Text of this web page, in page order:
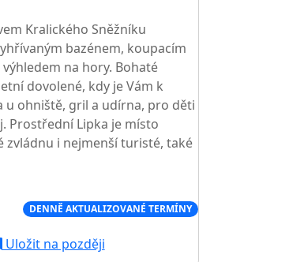
Kralického Sněžníku
bazénem, koupacím
na hory. Bohaté
dovolené, kdy je Vám k
u ohniště, gril a udírna, pro děti
Prostřední Lipka je místo
i nejmenší turisté, také
DENNĚ AKTUALIZOVANÉ TERMÍNY
Uložit na později